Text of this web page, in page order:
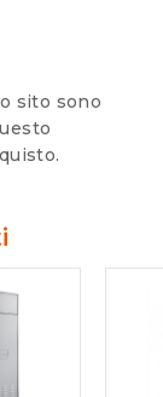
sito sono